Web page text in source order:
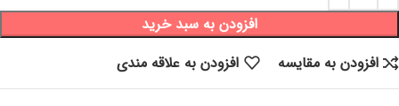
افزودن به سبد خرید
افزودن به مقایسه
افزودن به علاقه مندی